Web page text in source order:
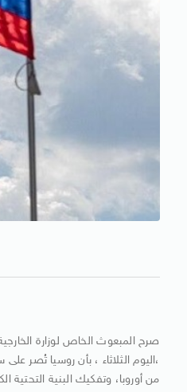
صرح المبعوث الخاص لوزارة
،اليوم الثلاثاء ، بأن روسيا تُصر
من أوروبا، وتفكيك البنية التحتية